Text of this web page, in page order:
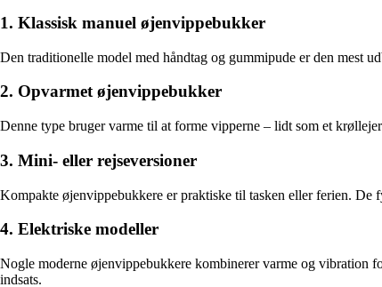
1. Klassisk manuel øjenvippebukker
Den traditionelle model med håndtag og gummipude er den mest
2. Opvarmet øjenvippebukker
Denne type bruger varme til at forme vipperne – lidt som et
3. Mini- eller rejseversioner
Kompakte øjenvippebukkere er praktiske til tasken eller ferien.
4. Elektriske modeller
Nogle moderne øjenvippebukkere kombinerer varme og vibration
indsats.